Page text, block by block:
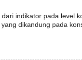
indikator pada level
dikandung pada